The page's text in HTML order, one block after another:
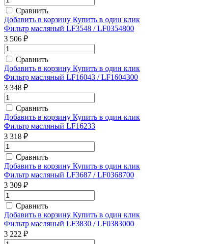
Сравнить
Добавить в корзину Купить в один клик
Фильтр масляный LF3548 / LF0354800
3 506 ₽
Сравнить
Добавить в корзину Купить в один клик
Фильтр масляный LF16043 / LF1604300
3 348 ₽
Сравнить
Добавить в корзину Купить в один клик
Фильтр масляный LF16233
3 318 ₽
Сравнить
Добавить в корзину Купить в один клик
Фильтр масляный LF3687 / LF0368700
3 309 ₽
Сравнить
Добавить в корзину Купить в один клик
Фильтр масляный LF3830 / LF0383000
3 222 ₽